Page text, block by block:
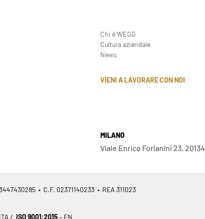
Chi è WEGG
Cultura aziendale
News
VIENI A LAVORARE CON NOI
MILANO
Viale Enrico Forlanini 23, 20134
• C.F. 02371140233 • REA 311023
/ ISO 9001:2015 – EN